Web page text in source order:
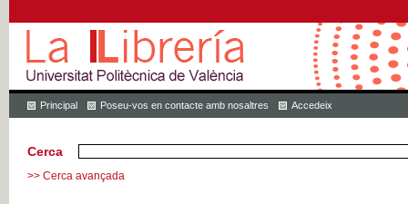
Principal Poseu-vos en contacte amb nosaltres Accedeix
Cerca
>> Cerca avançada